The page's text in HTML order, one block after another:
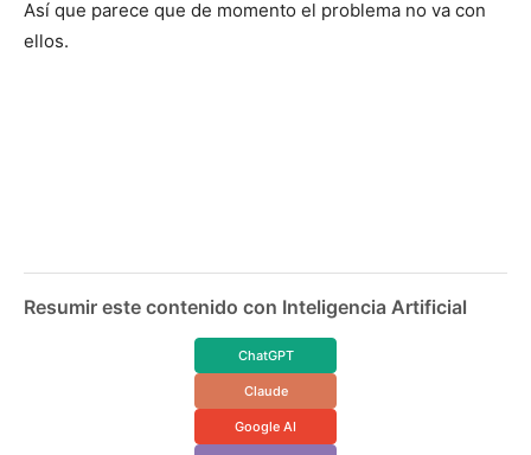
Así que parece que de momento el problema no va con
ellos.
Resumir este contenido con Inteligencia Artificial
ChatGPT
Claude
Google AI